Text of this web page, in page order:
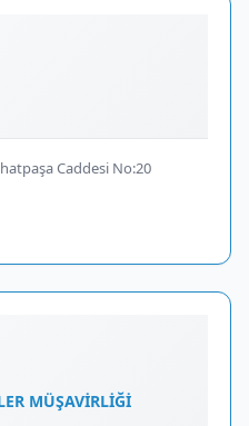
Caddesi No:20
MÜŞAVİRLİĞİ